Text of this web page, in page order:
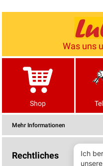
Was uns
Shop
Mehr Informationen
Rechtliches